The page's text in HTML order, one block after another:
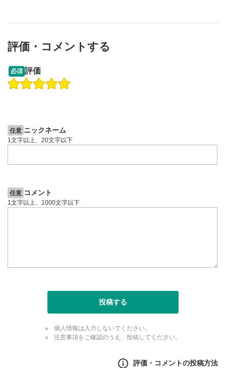
評価・コメントする
必須 評価
任意 ニックネーム
1文字以上、20文字以下
任意 コメント
1文字以上、1000文字以下
投稿する
個人情報は入力しないでください。
注意事項をご確認のうえ、投稿してください。
評価・コメントの投稿方法